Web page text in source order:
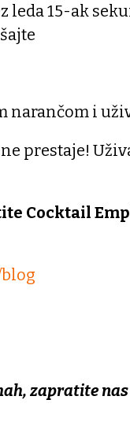
leda 15-ak
narančom i
prestaje!
Cocktail
zapratite